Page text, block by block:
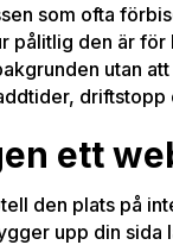
som ofta
pålitlig den är
utan
ett
den plats på
upp din sida